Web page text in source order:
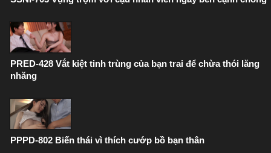
PRED-428 Vắt kiệt tinh trùng của bạn trai để chừa thói lăng
nhăng
PPPD-802 Biến thái vì thích cướp bồ bạn thân